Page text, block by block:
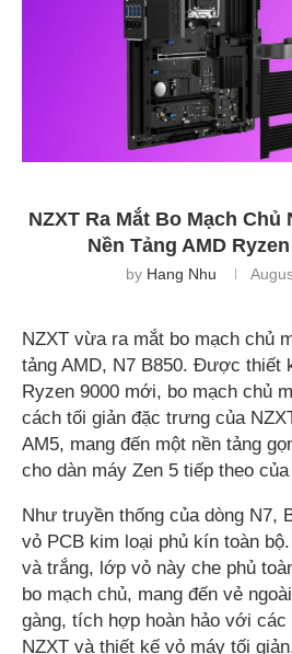
NZXT Ra Mắt Bo Mạch Chủ
Nền Tảng AMD
by Hang Nhu
NZXT vừa ra mắt bo mạch chủ
tảng AMD, N7 B850. Được thiết
Ryzen 9000 mới, bo mạch chủ
cách tối giản đặc trưng của
AM5, mang đến một nền tảng
cho dàn máy Zen 5 tiếp theo của
Như truyền thống của dòng N7,
vỏ PCB kim loại phủ kín toàn
và trắng, lớp vỏ này che phủ
bo mạch chủ, mang đến vẻ
gàng, tích hợp hoàn hảo với
NZXT và thiết kế vỏ máy tối